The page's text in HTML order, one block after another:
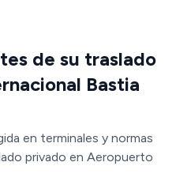
de su traslado
Bastia
en terminales y normas
privado en Aeropuerto